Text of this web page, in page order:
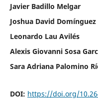
Javier Badillo Melgar
Joshua David
Leonardo Lau Avilés
Alexis Giovanni Sosa
Sara Adriana Palomino
DOI: https://doi.org/